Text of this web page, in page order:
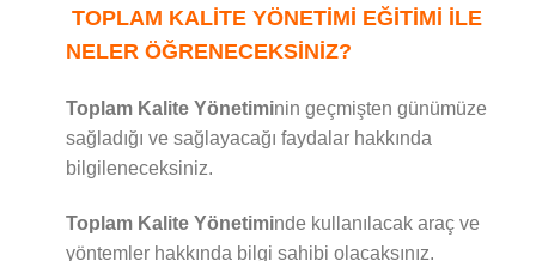
TOPLAM KALİTE YÖNETİMİ EĞİTİMİ İLE
NELER ÖĞRENECEKSİNİZ?
Toplam Kalite Yönetiminin geçmişten günümüze
sağladığı ve sağlayacağı faydalar hakkında
bilgileneceksiniz.
Toplam Kalite Yönetiminde kullanılacak araç ve
yöntemler hakkında bilgi sahibi olacaksınız.